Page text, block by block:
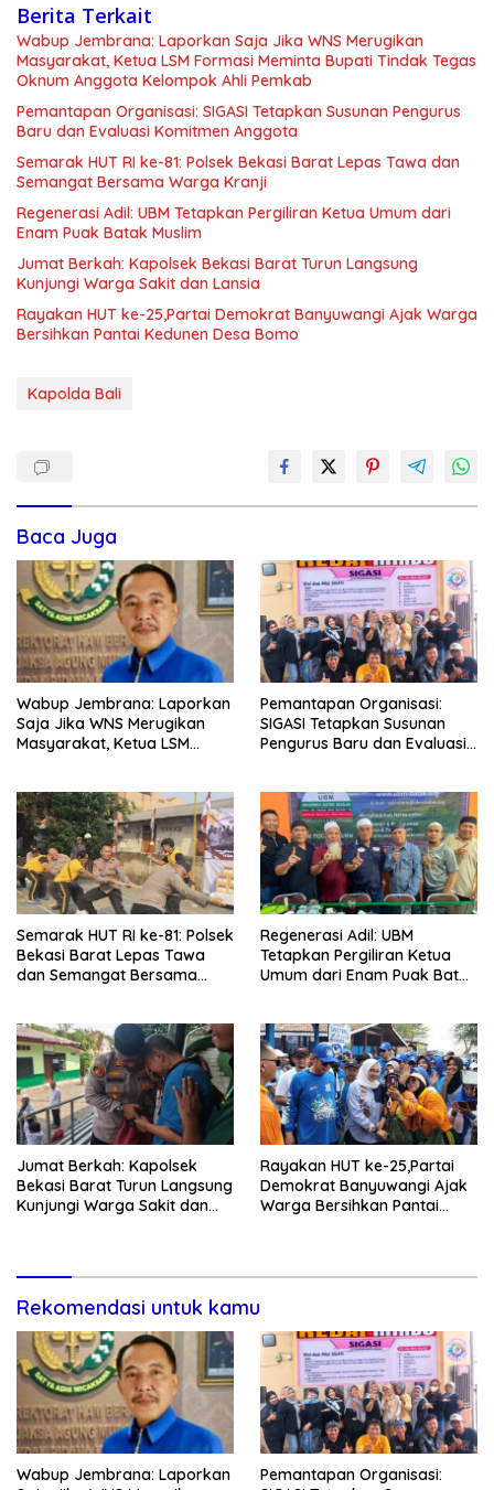
Berita Terkait
Wabup Jembrana: Laporkan Saja Jika WNS Merugikan
Masyarakat, Ketua LSM Formasi Meminta Bupati Tindak Tegas
Oknum Anggota Kelompok Ahli Pemkab
Pemantapan Organisasi: SIGASI Tetapkan Susunan Pengurus
Baru dan Evaluasi Komitmen Anggota
Semarak HUT RI ke-81: Polsek Bekasi Barat Lepas Tawa dan
Semangat Bersama Warga Kranji
Regenerasi Adil: UBM Tetapkan Pergiliran Ketua Umum dari
Enam Puak Batak Muslim
Jumat Berkah: Kapolsek Bekasi Barat Turun Langsung
Kunjungi Warga Sakit dan Lansia
Rayakan HUT ke-25,Partai Demokrat Banyuwangi Ajak Warga
Bersihkan Pantai Kedunen Desa Bomo
Kapolda Bali
Baca Juga
Wabup Jembrana: Laporkan
Saja Jika WNS Merugikan
Masyarakat, Ketua LSM
Anggota Kelompok Ahli
Pemkab
Pemantapan Organisasi:
SIGASI Tetapkan Susunan
Pengurus Baru dan Evaluasi
Semarak HUT RI ke-81: Polsek
Bekasi Barat Lepas Tawa
dan Semangat Bersama
Regenerasi Adil: UBM
Tetapkan Pergiliran Ketua
Umum dari Enam Puak Batak
Jumat Berkah: Kapolsek
Bekasi Barat Turun Langsung
Kunjungi Warga Sakit dan
Rayakan HUT ke-25,Partai
Demokrat Banyuwangi Ajak
Warga Bersihkan Pantai
Rekomendasi untuk kamu
Wabup Jembrana: Laporkan
Pemantapan Organisasi: